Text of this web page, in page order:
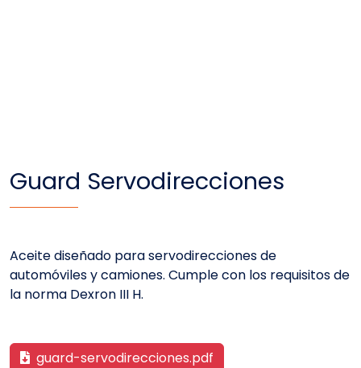
Guard Servodirecciones
Aceite diseñado para servodirecciones de
automóviles y camiones. Cumple con los requisitos de
la norma Dexron III H.
guard-servodirecciones.pdf